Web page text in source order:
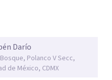
retos difíciles estoy aquí
mejores soluciones. Si
a aminorarlo y resolverlo
Darío
Polanco V Secc,
de México, CDMX